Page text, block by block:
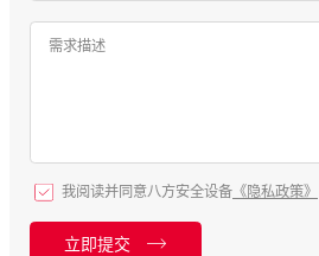
需求描述
我阅读并同意八方安全设备 《隐私政策》
立即提交